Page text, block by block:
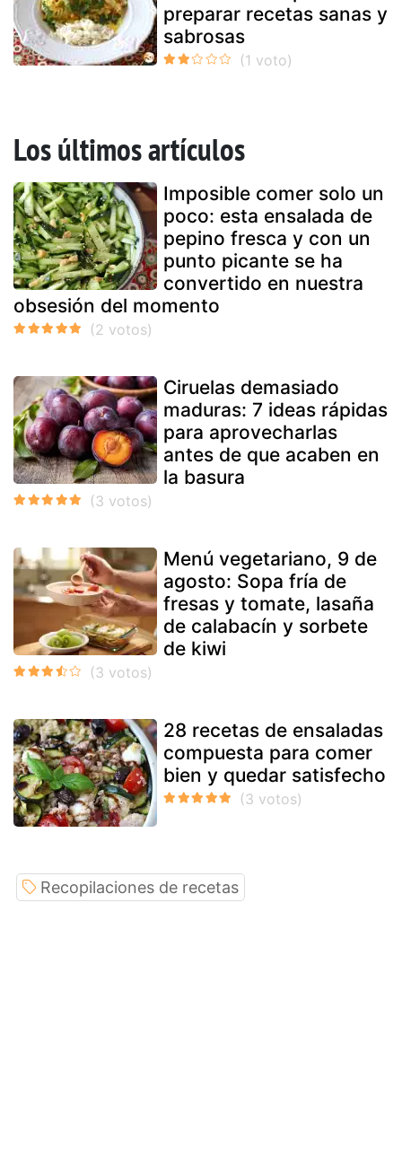
preparar recetas sanas y
sabrosas
Los últimos artículos
Imposible comer solo un
poco: esta ensalada de
pepino fresca y con un
punto picante se ha
convertido en nuestra
obsesión del momento
Ciruelas demasiado
maduras: 7 ideas rápidas
para aprovecharlas
antes de que acaben en
la basura
Menú vegetariano, 9 de
agosto: Sopa fría de
fresas y tomate, lasaña
de calabacín y sorbete
de kiwi
28 recetas de ensaladas
compuesta para comer
bien y quedar satisfecho
Recopilaciones de recetas